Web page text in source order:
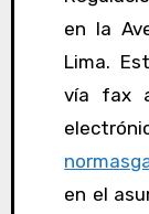
en la
Lima.
vía fax
en el